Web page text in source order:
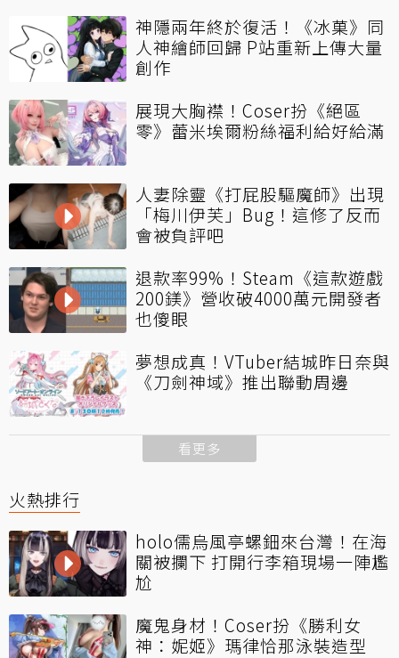
神隱兩年終於復活！《冰菓》同
人神繪師回歸 P站重新上傳大量
創作
展現大胸襟！Coser扮《絕區
零》蕾米埃爾粉絲福利給好給滿
人妻除靈《打屁股驅魔師》出現
「梅川伊芙」Bug！這修了反而
會被負評吧
退款率99%！Steam《這款遊戲
200鎂》營收破4000萬元開發者
也傻眼
夢想成真！VTuber結城昨日奈與
《刀劍神域》推出聯動周邊
看更多
火熱排行
holo儒烏風亭螺鈿來台灣！在海
關被攔下 打開行李箱現場一陣尷
尬
魔鬼身材！Coser扮《勝利女
神：妮姬》瑪律恰那泳裝造型